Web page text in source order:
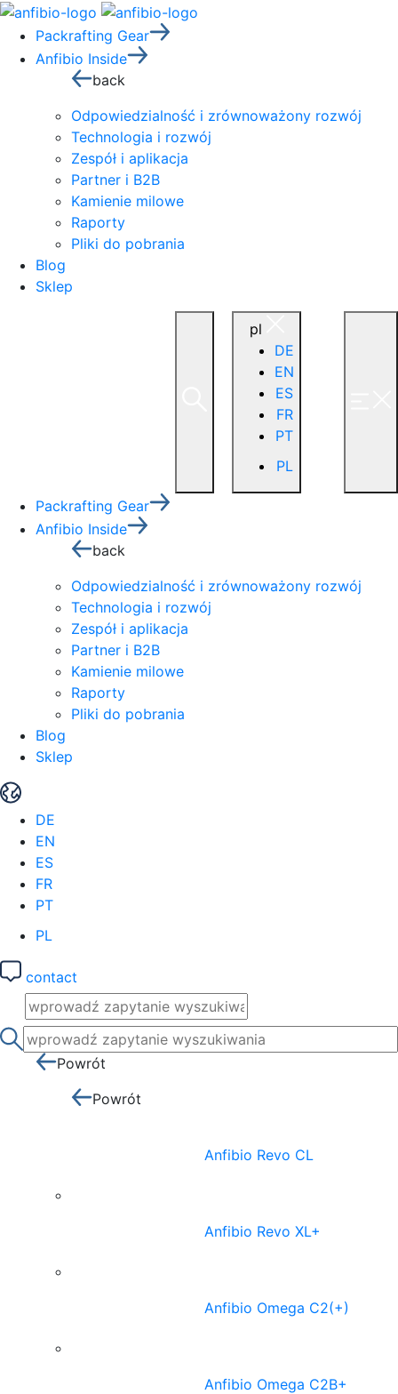
Packrafting Gear
Anfibio Inside
back
Odpowiedzialność i zrównoważony rozwój
Technologia i rozwój
Zespół i aplikacja
Partner i B2B
Kamienie milowe
Raporty
Pliki do pobrania
Blog
Sklep
pl
DE
EN
ES
FR
PT
PL
Packrafting Gear
Anfibio Inside
back
Odpowiedzialność i zrównoważony rozwój
Technologia i rozwój
Zespół i aplikacja
Partner i B2B
Kamienie milowe
Raporty
Pliki do pobrania
Blog
Sklep
DE
EN
ES
FR
PT
PL
contact
Powrót
Powrót
Anfibio Revo CL
Anfibio Revo XL+
Anfibio Omega C2(+)
Anfibio Omega C2B+